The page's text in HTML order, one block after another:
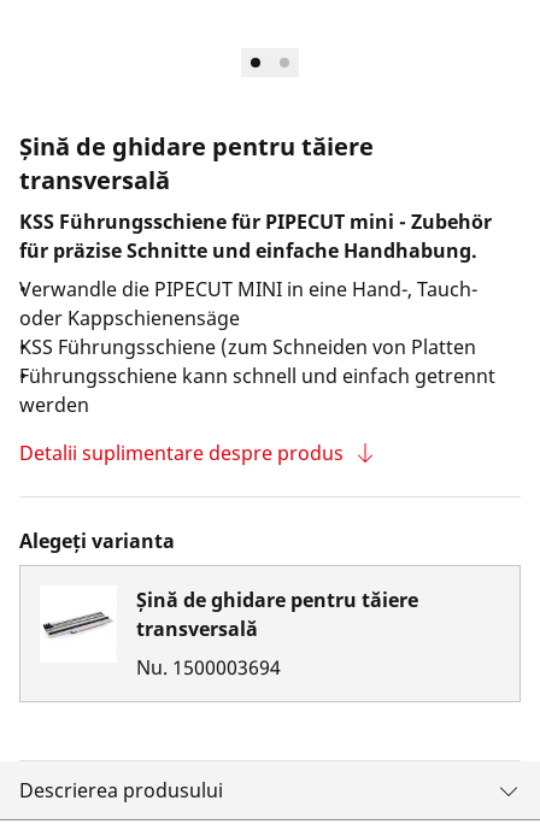
Șină de ghidare pentru tăiere
transversală
KSS Führungsschiene für PIPECUT mini - Zubehör
für präzise Schnitte und einfache Handhabung.
Verwandle die PIPECUT MINI in eine Hand-, Tauch-
oder Kappschienensäge
KSS Führungsschiene (zum Schneiden von Platten
Führungsschiene kann schnell und einfach getrennt
werden
Detalii suplimentare despre produs
Alegeți varianta
Șină de ghidare pentru tăiere
transversală
Nu. 1500003694
Descrierea produsului